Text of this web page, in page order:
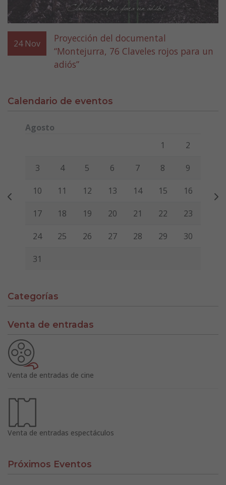
24 Nov
Proyección del documental
“Montejurra, 76 Claveles rojos para un
adiós”
Calendario de eventos
Agosto
Viernes Sábado
1 2
3 4 5 6 7 8 9
10 11 12 13 14 15 16
17 18 19 20 21 22 23
24 25 26 27 28 29 30
31
Categorías
Venta de entradas
Venta de entradas de cine
Venta de entradas espectáculos
Próximos Eventos